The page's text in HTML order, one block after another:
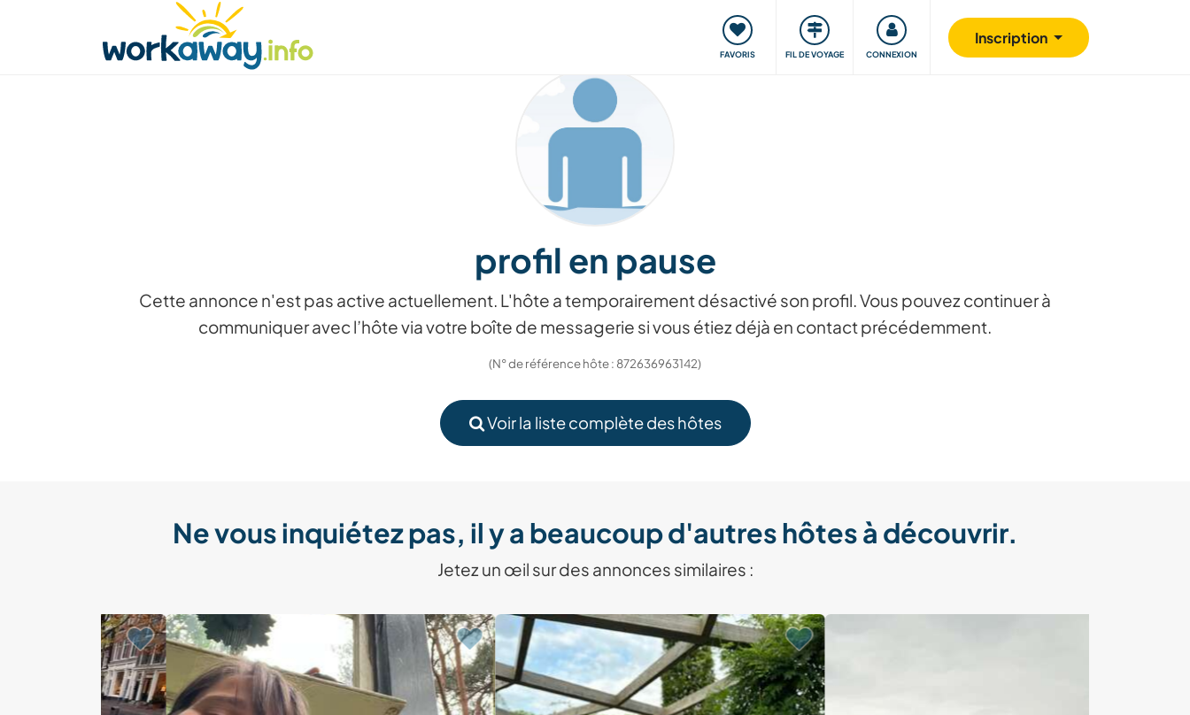
FAVORIS FIL DE VOYAGE CONNEXION
Inscription
Trouver hôte Covoyager Voyager, apprendre Communauté S'impliquer Sécurité
profil en pause
Cette annonce n'est pas active actuellement. L'hôte a temporairement désactivé son profil. Vous pouvez continuer à
communiquer avec l’hôte via votre boîte de messagerie si vous étiez déjà en contact précédemment.
(N° de référence hôte : 872636963142)
Voir la liste complète des hôtes
Ne vous inquiétez pas, il y a beaucoup d'autres hôtes à découvrir.
Jetez un œil sur des annonces similaires :